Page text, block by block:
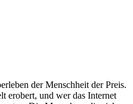
der Menschheit der Preis.
erobert, und wer das Internet